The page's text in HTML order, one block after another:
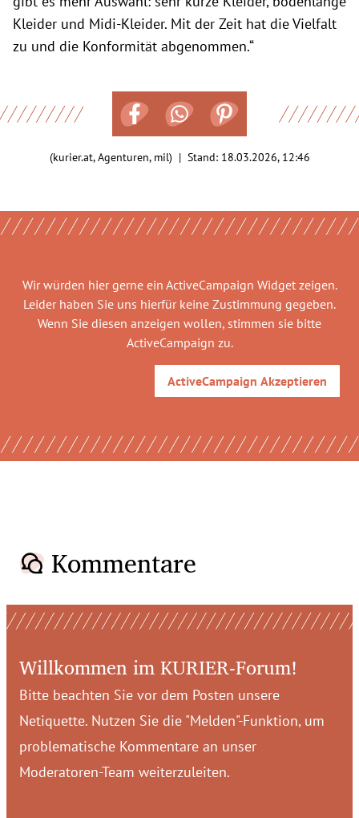
Kleider und Midi-Kleider. Mit der Zeit hat die Vielfalt
zu und die Konformität abgenommen.“
(kurier.at, Agenturen, mil) | Stand: 18.03.2026, 12:46
Wir würden hier gerne ein ActiveCampaign Widgetzeigen.
Leider haben Sie uns hierfür keine Zustimmung gegeben.
Wenn Sie diesen anzeigen wollen, stimmen sie bitte
ActiveCampaign zu.
ActiveCampaign Akzeptieren
Kommentare